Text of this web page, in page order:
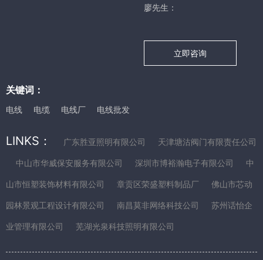
廖先生：
立即咨询
关键词：
电线 电缆 电线厂 电线批发
LINKS： 广东胜亚照明有限公司 天津塘沽阀门有限责任公司
中山市华威保安服务有限公司 深圳市博裕瀚电子有限公司 中
山市恒塑装饰材料有限公司 章贡区荣盛塑料制品厂 佛山市芯动
园林景观工程设计有限公司 南昌莫非网络科技公司 苏州话怡企
业管理有限公司 芜湖光泉科技照明有限公司